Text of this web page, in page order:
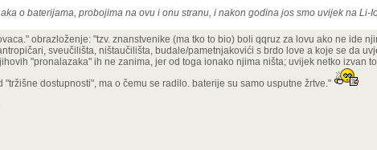
o baterijama, probojima na ovu i onu stranu, i nakon godina jos smo uvijek na Li-
obrazloženje: "tzv. znanstvenike (ma tko to bio) boli qqruz za lovu ako ne ide
sveučilišta, ništaučilišta, budale/pametnjakovići s brdo love a koje se da
"pronalazaka" ih ne zanima, jer od toga ionako njima ništa; uvijek netko izvan
"tržišne dostupnosti", ma o čemu se radilo. baterije su samo usputne žrtve."